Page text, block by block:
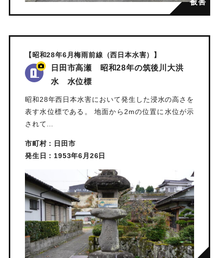
【昭和28年6月梅雨前線（西日本水害）】
日田市高瀬 昭和28年の筑後川大洪
水 水位標
昭和28年西日本水害において発生した浸水の高さを
表す水位標である。 地面から2mの位置に水位が示
されて…
市町村：日田市
発生日：1953年6月26日